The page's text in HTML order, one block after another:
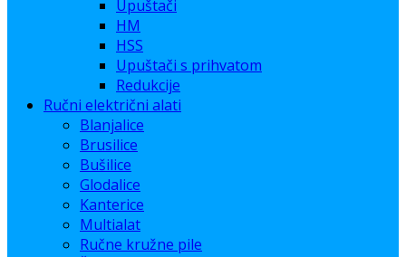
Upuštači
HM
HSS
Upuštači s prihvatom
Redukcije
Ručni električni alati
Blanjalice
Brusilice
Bušilice
Glodalice
Kanterice
Multialat
Ručne kružne pile